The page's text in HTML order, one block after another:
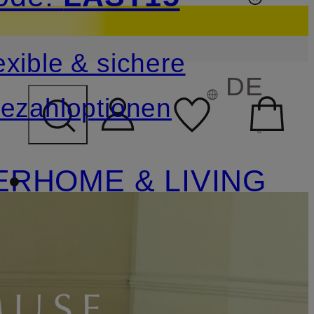
ÜBERSPRINGEN
& sichere
DE
HOME & LIVING